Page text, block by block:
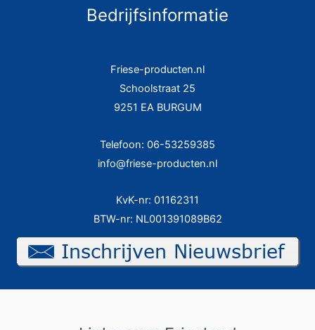
Bedrijfsinformatie
Friese-producten.nl
Schoolstraat 25
9251 EA BURGUM
Telefoon: 06-53259385
info@friese-producten.nl
KvK-nr: 01162311
BTW-nr: NL001391089B62